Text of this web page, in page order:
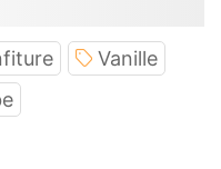
Vanille